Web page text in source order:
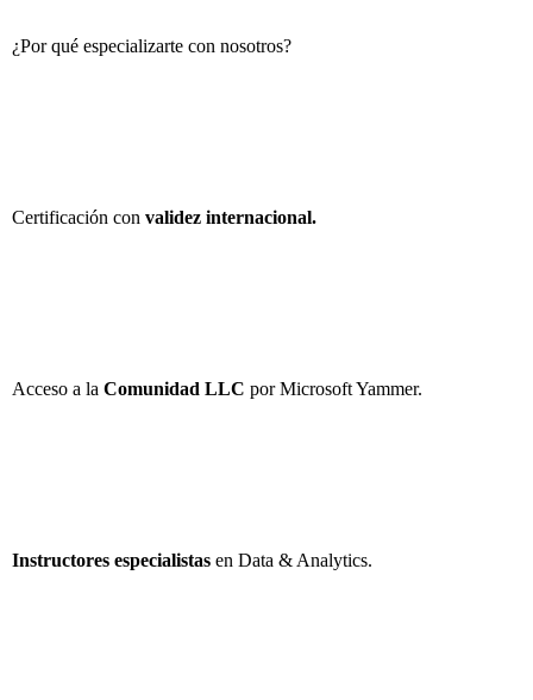
¿Por qué especializarte con nosotros?
Certificación con validez internacional.
Acceso a la Comunidad LLC por Microsoft Yammer.
Instructores especialistas en Data & Analytics.